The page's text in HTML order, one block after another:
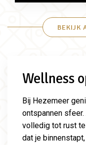
BEKIJK
Wellness
Bij Hezemeer
ontspannen
volledig tot rust
dat je